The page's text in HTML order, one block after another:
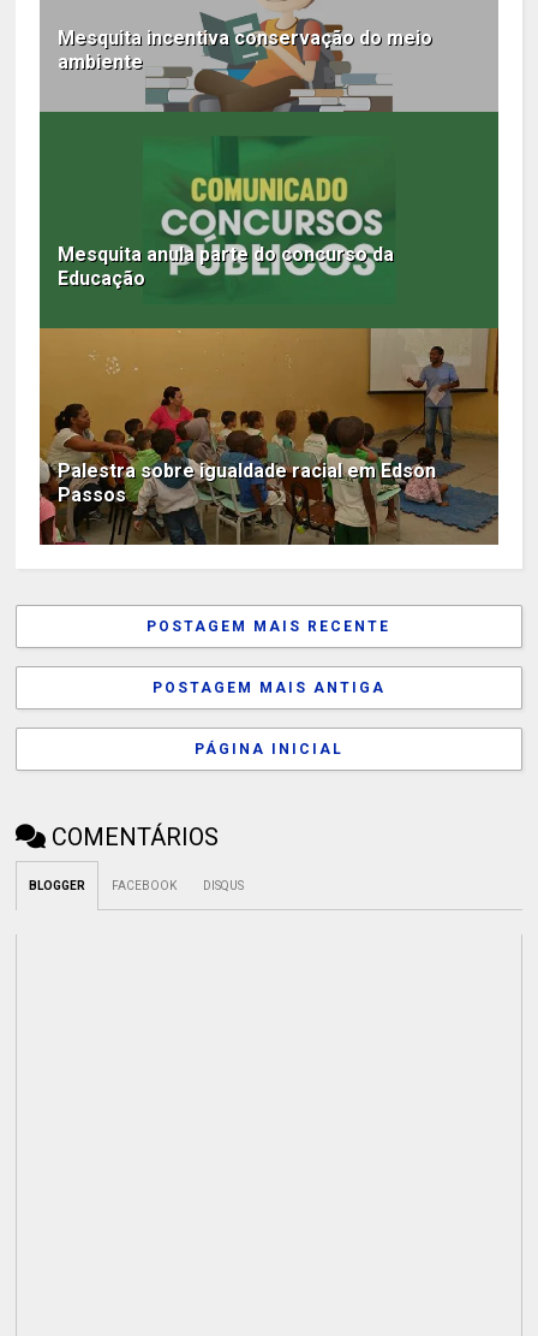
Mesquita incentiva conservação do meio
ambiente
Mesquita anula parte do concurso da
Educação
Palestra sobre igualdade racial em Edson
Passos
POSTAGEM MAIS RECENTE
POSTAGEM MAIS ANTIGA
PÁGINA INICIAL
COMENTÁRIOS
BLOGGER FACEBOOK DISQUS